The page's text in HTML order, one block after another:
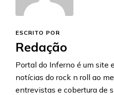
ESCRITO POR
Redação
Portal do Inferno é um site
notícias do rock n roll ao
entrevistas e cobertura de